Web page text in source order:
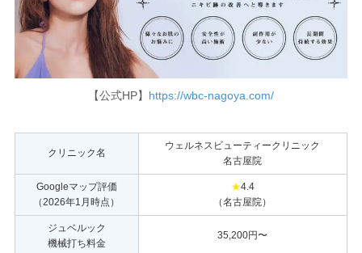
【公式HP】 https://wbc-nagoya.com/
クリニック名
ウェルネスビューティークリニック
名古屋院
Googleマップ評価
（2026年1月時点）
★4.4
（名古屋院）
ジュベルック
機械打ち料金
35,200円〜